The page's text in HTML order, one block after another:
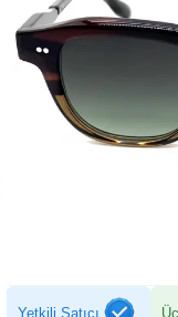
Yetkili Satıcı